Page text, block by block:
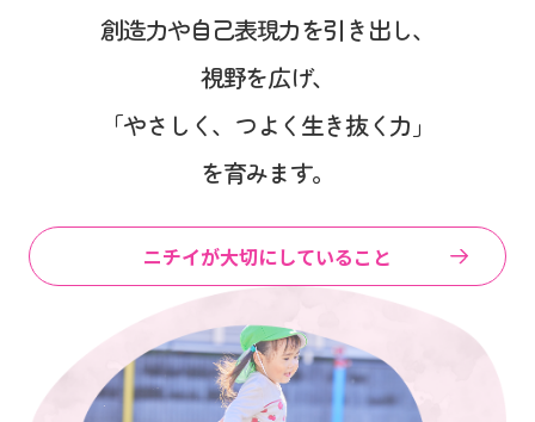
創造力や自己表現力を引き出し、
視野を広げ、
「やさしく、つよく生き抜く力」
を育みます。
ニチイが大切にしていること